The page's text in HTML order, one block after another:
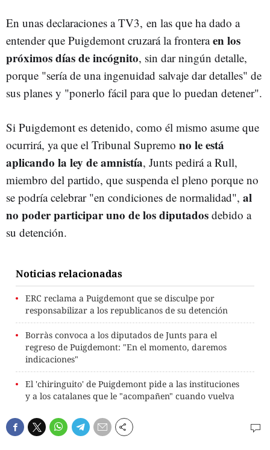
En unas declaraciones a TV3, en las que ha dado a
entender que Puigdemont cruzará la fronteraen los
próximos días de incógnito, sin dar ningún detalle,
porque "sería de una ingenuidad salvaje dar detalles" de
sus planes y "ponerlo fácil para que lo puedan detener".
Si Puigdemont es detenido, como él mismo asume que
ocurrirá, ya que el Tribunal Supremo no le está
aplicando la ley de amnistía, Junts pedirá a Rull,
miembro del partido, que suspenda el pleno porque no
se podría celebrar "en condiciones de normalidad", al
no poder participar uno de los diputados debido a
su detención.
Noticias relacionadas
ERC reclama a Puigdemont que se disculpe por
responsabilizar a los republicanos de su detención
Borràs convoca a los diputados de Junts para el
regreso de Puigdemont: "En el momento, daremos
indicaciones"
El 'chiringuito' de Puigdemont pide a las instituciones
y a los catalanes que le "acompañen" cuando vuelva